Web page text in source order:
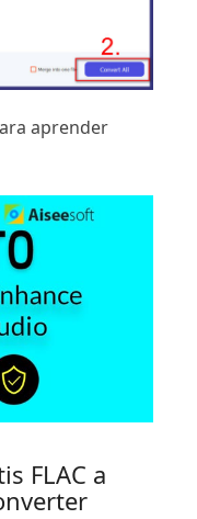
aprender
FLAC a